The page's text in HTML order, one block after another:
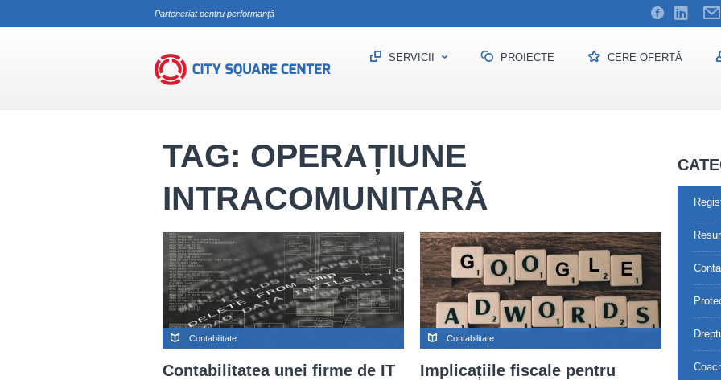
Parteneriat pentru performanţă
SERVICII PROIECTE CERE OFERTĂ
TAG: OPERAȚIUNE
INTRACOMUNITARĂ
Contabilitate
Contabilitatea unei firme de IT
Contabilitate
Implicațiile fiscale pentru